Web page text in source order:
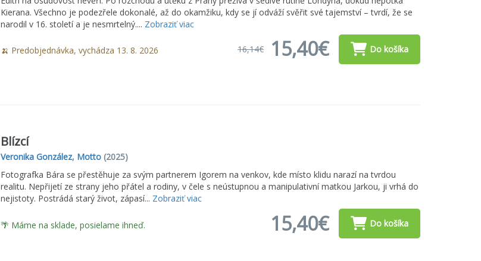
Kierana. Všechno je podezřele dokonalé, až do okamžiku, kdy se jí odváží svěřit své tajemství – tvrdí, že se
narodil v 16. století a je nesmrtelný.... Zobraziť viac
🍌 Predobjednávka, vychádza 13. 8. 2026 16,14€ 15,40€ Do košíka
Blízcí
Veronika González, Motto(2025)
Fotografka Bára se přestěhuje za svým partnerem Igorem na venkov, kde místo klidu narazí na tvrdou
realitu. Nepřijetí ze strany jeho přátel a rodiny, v čele s neústupnou a manipulativní matkou Jarkou, ji vrhá do
nejistoty. Postrádá starý život, zápasí... Zobraziť viac
🌴 Máme na sklade, posielame ihneď. 15,40€ Do košíka